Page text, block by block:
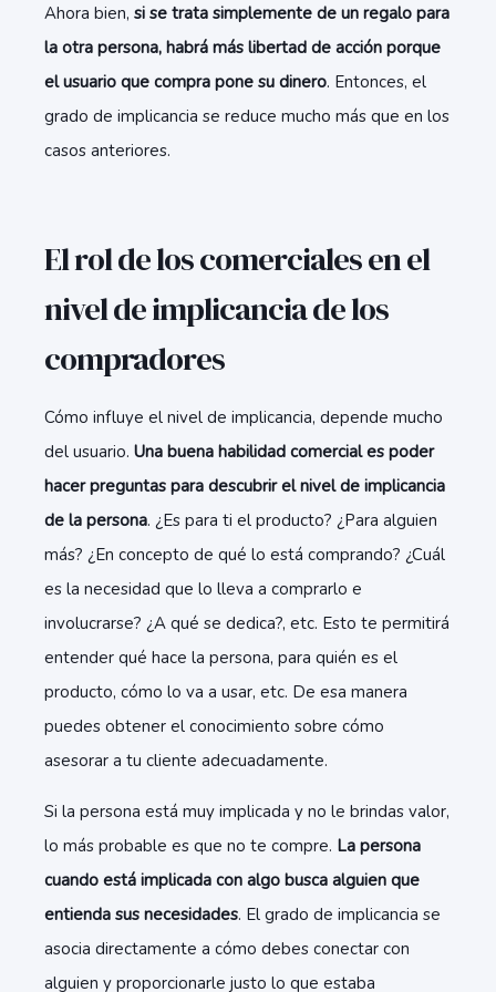
Ahora bien, si se trata simplemente de un regalo para
la otra persona, habrá más libertad de acción porque
el usuario que compra pone su dinero. Entonces, el
grado de implicancia se reduce mucho más que en los
casos anteriores.
El rol de los comerciales en el
nivel de implicancia de los
compradores
Cómo influye el nivel de implicancia, depende mucho
del usuario. Una buena habilidad comercial es poder
hacer preguntas para descubrir el nivel de implicancia
de la persona. ¿Es para ti el producto? ¿Para alguien
más? ¿En concepto de qué lo está comprando? ¿Cuál
es la necesidad que lo lleva a comprarlo e
involucrarse? ¿A qué se dedica?, etc. Esto te permitirá
entender qué hace la persona, para quién es el
producto, cómo lo va a usar, etc. De esa manera
puedes obtener el conocimiento sobre cómo
asesorar a tu cliente adecuadamente.
Si la persona está muy implicada y no le brindas valor,
lo más probable es que no te compre. La persona
cuando está implicada con algo busca alguien que
entienda sus necesidades. El grado de implicancia se
asocia directamente a cómo debes conectar con
alguien y proporcionarle justo lo que estaba